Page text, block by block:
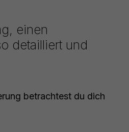
einen
detailliert und
betrachtest du dich